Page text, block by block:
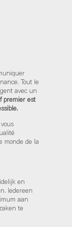
Tout le
avec un
premier est
monde de la
en
Iedereen
aan
te